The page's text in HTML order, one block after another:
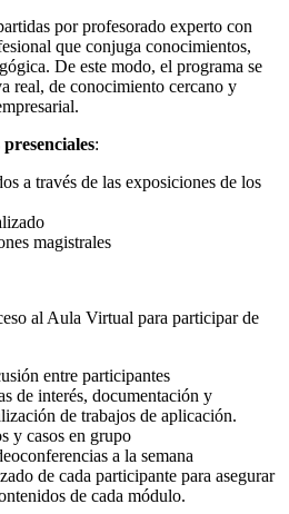
por profesorado experto con
que conjuga conocimientos,
De este modo, el programa se
real, de conocimiento cercano y
presenciales:
a través de las exposiciones de los
magistrales
al Aula Virtual para participar de
entre participantes
de interés, documentación y
de trabajos de aplicación.
y casos en grupo
a la semana
de cada participante para asegurar
de cada módulo.